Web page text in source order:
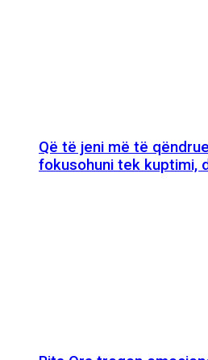
Që të jeni më të
fokusohuni tek kuptimi,